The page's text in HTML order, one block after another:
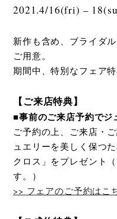
2021.4/16(fri) –
新作も含め、ブライダ
ご用意。
期間中、特別なフェア
【ご来店特典】
■事前のご来店予約でジ
ご予約の上、ご来店・
ュエリーを美しく保つ
クロス」をプレゼント
す。）
>> フェアのご予約はこ